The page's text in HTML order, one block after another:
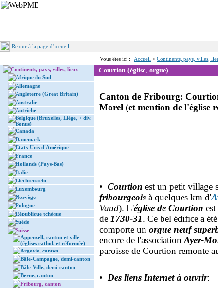
Retour à la page d'accueil
Vous êtes ici : Accueil > Continents, pays, villes,
Continents, pays, villes, lieux
Afrique du Sud
Allemagne
Angleterre (Great Britain)
Australie
Autriche
Belgique (Bruxelles, Liège, + div.
Bonus)
Canada
Danemark
Etats-Unis d'Amérique
France
Hollande (Pays-Bas)
Italie
Liechtenstein
Luxembourg
Norvège
Pologne
République tchèque
Suède
Suisse
Appenzell, canton et ville
(églises cathol. et réformée)
Argovie, canton
Bâle-Campagne, demi-canton
Bâle-Ville, demi-canton
Berne, canton
Fribourg, canton
Courtion (église, orgue)
Canton de Fribourg:
Morel (et mention de l'église
• Courtion est un petit village
fribourgeois à quelques km d'
Vaud). L'église de Courtion
de 1730-31. Ce bel édifice a
comporte un orgue neuf
encore de l'association Ayer-
paroisse de Courtion remonte
• Des liens Internet à ouvrir: